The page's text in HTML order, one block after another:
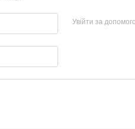
Увійти за